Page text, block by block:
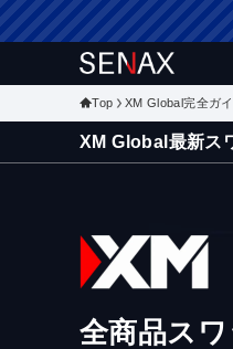
Top XM Global完全ガ
XM Global最新ス
全商品ス